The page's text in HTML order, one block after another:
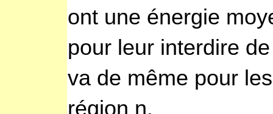
ont une énergie
pour leur interdire
va de même pour
région n.